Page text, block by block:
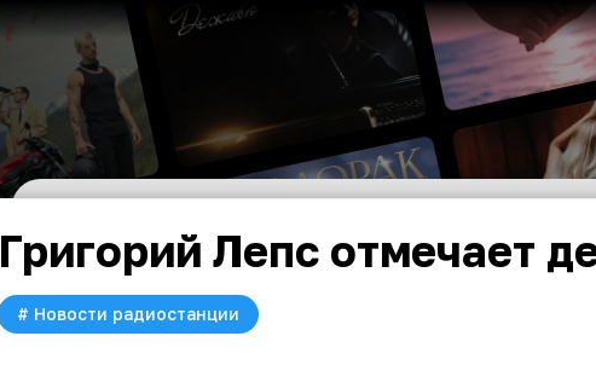
Григорий Лепс отмечает
# Новости радиостанции